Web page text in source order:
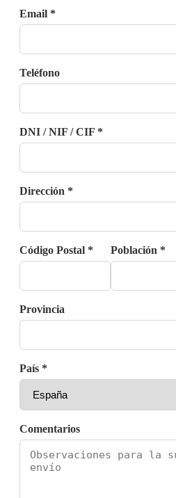
Email *
Teléfono
DNI / NIF / CIF *
Dirección *
Código Postal * Población *
Provincia
País *
Comentarios